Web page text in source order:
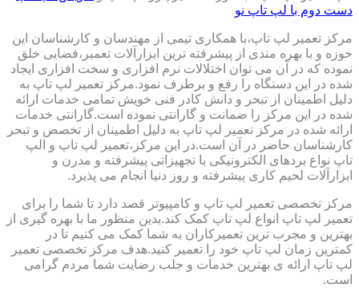
دست دوم با لپ تاپ نو
مرکز تعمیر لپ تاپ،با همکاری تیمی از مهندسان و کارشناسان این
حوزه و با بهره مندی از پیشرفته ترین ابزارآلات تعمیر،فضایی خلق
نموده که در آن می توان اختلالات نرم افزاری و سخت افزاری ایجاد
شده در این دستگاه را رفع و برطرف نمود.مرکز تعمیر لپ تاپ به
دلیل اطمینان از تبحر و دانش کادر فنی خویش تمامی خدمات ارائه
شده در این مرکز را ضمانت و گارانتی نموده است.گارانتی خدمات
ارائه شده در مرکز تعمیر لپ تاپ به دلیل اطمینان از تخصص و تبحر
کارشناسان حاضر در آن است.در این مرکز،تعمیر لپ تاپ و الپ
تاپ نواع بردهای الکترونیکی با تجهیزاتی پیشرفته و مدرن و
ابزارآلات لحیم کاری پیشرفته و روز دنیا انجام می پذیرد.
مرکز تخصصی تعمیر لپ تاپ و کامپیوتر قصد دارد تا شما را برای
تعمیر لپ تاپ انواع لپ تاپ کمک کند.بدین منظور ما با بهره گیری از
بهترین و مجرب ترین تعمیرکاران به شما کمک می کنیم تا در
کمترین زمان لپ تاپ خود را تعمیر کنید.هدف مرکز تخصصی تعمیر
لپ تاپ ارائه ی بهترین خدمات و جلب رضایت شما مردم گرامی
است.